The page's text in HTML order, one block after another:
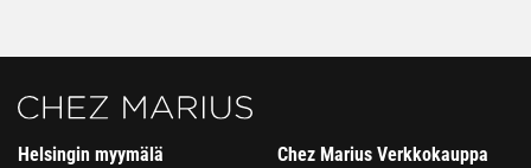
Helsingin myymälä Chez Marius Verkkokauppa